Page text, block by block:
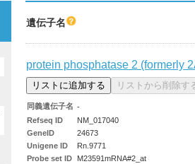
遺伝子名
protein phosphatase 2 (formerly
同義遺伝子名 -
Refseq ID
NM_017040
GeneID
24673
Unigene ID
Rn.9771
Probe set ID
M23591mRNA#2_at